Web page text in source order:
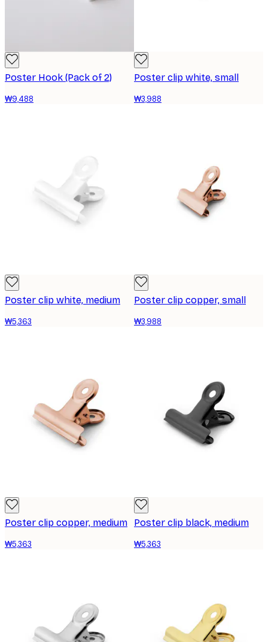
Poster Hook (Pack of 2)
₩9,488
Poster clip white, small
₩3,988
Poster clip white, medium
₩5,363
Poster clip copper, small
₩3,988
Poster clip copper, medium
₩5,363
Poster clip black, medium
₩5,363